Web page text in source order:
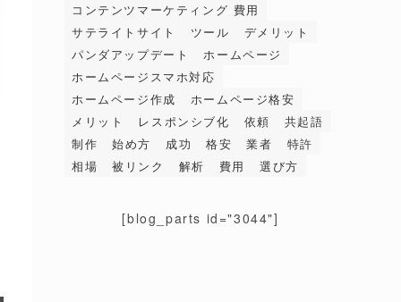
コンテンツマーケティング 費用
サテライトサイト
ツール
デメリット
パンダアップデート
ホームページ
ホームページスマホ対応
ホームページ作成
ホームページ格安
メリット
レスポンシブ化 依頼
共起語
制作
始め方 成功 格安 業者
特許
相場
被リンク 解析 費用 選び方
[blog_parts id="3044"]